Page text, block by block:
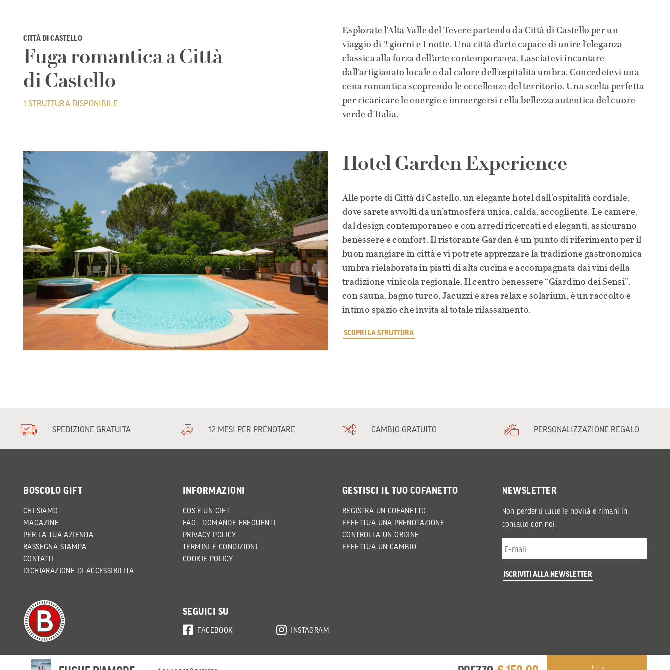
CITTÀ DI CASTELLO
Fuga romantica a Città
di Castello
1 STRUTTURA DISPONIBILE
Esplorate l'Alta Valle del Tevere partendo da Città di Castello per un
viaggio di 2 giorni e 1 notte. Una città d'arte capace di unire l'eleganza
classica alla forza dell'arte contemporanea. Lasciatevi incantare
dall'artigianato locale e dal calore dell'ospitalità umbra. Concedetevi una
cena romantica scoprendo le eccellenze del territorio. Una scelta perfetta
per ricaricare le energie e immergersi nella bellezza autentica del cuore
verde d'Italia.
Hotel Garden Experience
Alle porte di Città di Castello, un elegante hotel dall’ospitalità cordiale,
dove sarete avvolti da un’atmosfera unica, calda, accogliente. Le camere,
dal design contemporaneo e con arredi ricercati ed eleganti, assicurano
benessere e comfort. Il ristorante Garden è un punto di riferimento per il
buon mangiare in città e vi potrete apprezzare la tradizione gastronomica
umbra rielaborata in piatti di alta cucina e accompagnata dai vini della
tradizione vinicola regionale. Il centro benessere “Giardino dei Sensi”,
con sauna, bagno turco, Jacuzzi e area relax e solarium, è un raccolto e
intimo spazio che invita al totale rilassamento.
SCOPRI LA STRUTTURA
SPEDIZIONE GRATUITA 12 MESI PER PRENOTARE CAMBIO GRATUITO PERSONALIZZAZIONE REGALO
BOSCOLO GIFT
CHI SIAMO
MAGAZINE
PER LA TUA AZIENDA
RASSEGNA STAMPA
CONTATTI
DICHIARAZIONE DI ACCESSIBILITÀ
INFORMAZIONI
COS'È UN GIFT
FAQ - DOMANDE FREQUENTI
PRIVACY POLICY
TERMINI E CONDIZIONI
COOKIE POLICY
GESTISCI IL TUO COFANETTO
REGISTRA UN COFANETTO
EFFETTUA UNA PRENOTAZIONE
CONTROLLA UN ORDINE
EFFETTUA UN CAMBIO
SEGUICI SU
FACEBOOK INSTAGRAM
NEWSLETTER
Non perderti tutte le novità e rimani in
contatto con noi.
ISCRIVITI ALLA NEWSLETTER